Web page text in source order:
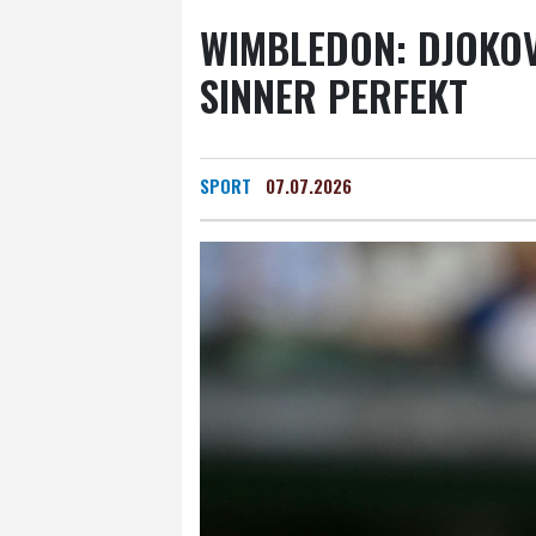
WIMBLEDON:
SINNER PERFEKT
SPORT 07.07.2026